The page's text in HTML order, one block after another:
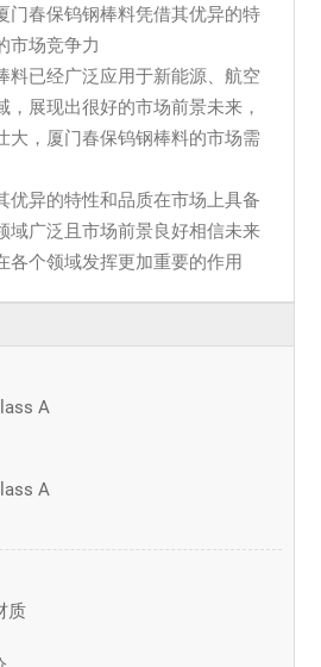
门春保钨钢棒料凭借其优异的特
市场竞争力
料已经广泛应用于新能源、航空
，展现出很好的市场前景未来，
大，厦门春保钨钢棒料的市场需
优异的特性和品质在市场上具备
域广泛且市场前景良好相信未来
各个领域发挥更加重要的作用
A
A
质